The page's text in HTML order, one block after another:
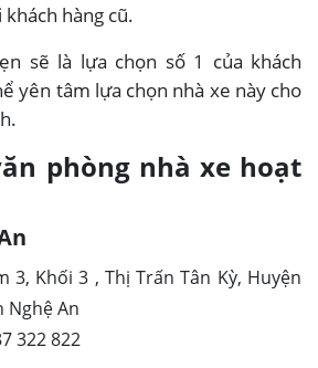
hàng cũ.
sẽ là lựa chọn số 1 của khách
yên tâm lựa chọn nhà xe này cho
phòng nhà xe hoạt
3, Khối 3 , Thị Trấn Tân Kỳ, Huyện
Nghệ An
322 822